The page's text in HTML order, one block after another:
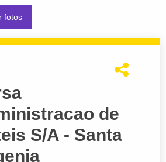
fotos
de
S/A - Santa